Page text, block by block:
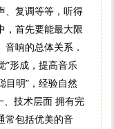
、复调等等，听得
，首先要能最大限
响的总体关系．
”形成，提高音乐
目明”，经验自然
、技术层面 拥有完
常包括优美的音